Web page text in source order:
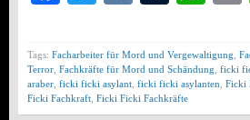
Tags: Facharbeiter für Mord und Vergewaltigung
Terror Fachkräfte für Mord und Schändung ficki
araber ficki ficki asylant ficki ficki asylanten Ficki
Ficki Fachkraft Ficki Ficki Fachkräfte